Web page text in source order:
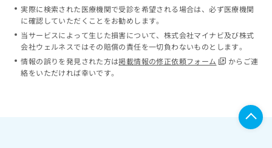
実際に検索された医療機関で受診を希望される場合は、必ず医療機関
に確認していただくことをお勧めします。
当サービスによって生じた損害について、株式会社マイナビ及び株式
会社ウェルネスではその賠償の責任を一切負わないものとします。
情報の誤りを発見された方は掲載情報の修正依頼フォーム
からご連
絡をいただければ幸いです。